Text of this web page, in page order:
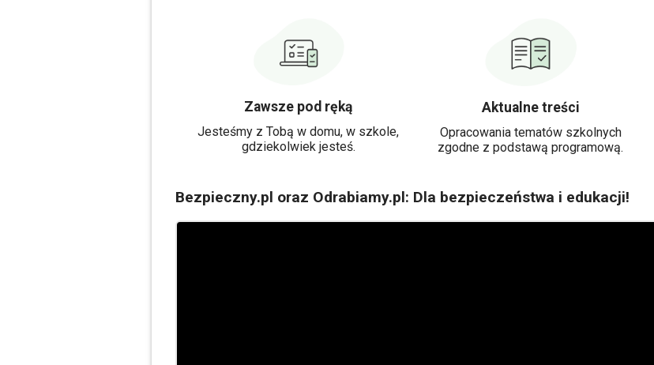
Zawsze pod ręką
Jesteśmy z Tobą w domu, w szkole,
gdziekolwiek jesteś.
Aktualne treści
Opracowania tematów szkolnych
zgodne z podstawą programową.
Bezpieczny.pl oraz Odrabiamy.pl: Dla bezpieczeństwa i edukacji!